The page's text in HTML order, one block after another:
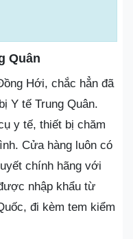
Quân
Hới, chắc hẳn đã
Y tế Trung Quân.
y tế, thiết bị chăm
Cửa hàng luôn có
chính hãng với
nhập khẩu từ
đi kèm tem kiểm